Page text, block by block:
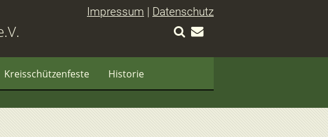
Impressum | Datenschutz
Kreisschützenfeste Historie